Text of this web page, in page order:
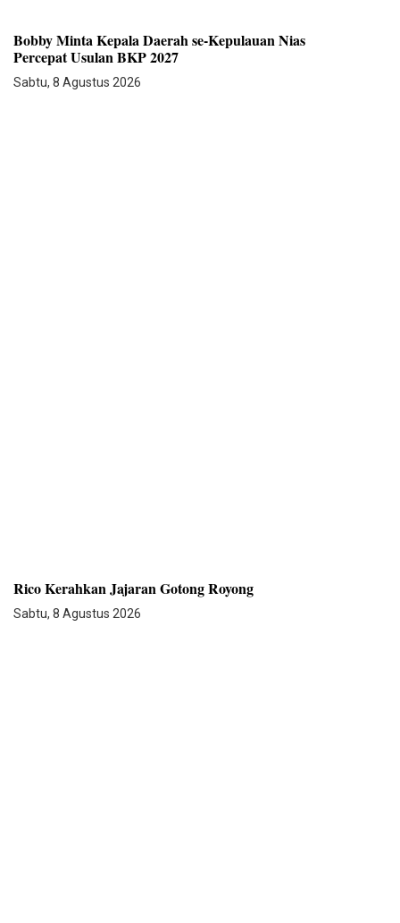
Bobby Minta Kepala Daerah se-Kepulauan Nias
Percepat Usulan BKP 2027
Sabtu, 8 Agustus 2026
Rico Kerahkan Jajaran Gotong Royong
Sabtu, 8 Agustus 2026